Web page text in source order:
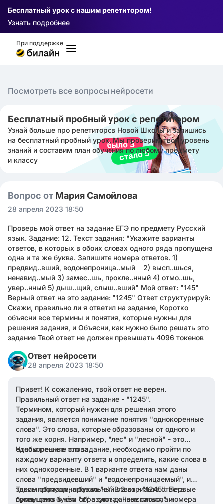
Бесплатный урок с нашим репетитором!
Узнать подробнее
При поддержке
Посмотреть все вопросы нейросети
Бесплатный пробный урок с репетитором
Узнай больше про репетиторов Новой Школы и запишись
на бесплатный пробный урок. Мы проверим твой уровень
знаний и составим план обучения по любому предмету
и классу
Вопрос от Мария Самойлова
28 апреля 2023 18:50
Проверь мой ответ на задание ЕГЭ по предмету Русский
язык. Задание: 12. Текст задания: "Укажите варианты
ответов, в которых в обоих словах одного ряда пропущена
одна и та же буква. Запишите номера ответов. 1)
предвид..вший, водонепроница..мый 2) высп..шься,
ненавид..мый 3) замес..шь, прокле..нный 4) отмо..шь,
увер..нный 5) дыш..щий, слыш..вший" Мой ответ: "145"
Верный ответ на это задание: "1245" Ответ структурируй:
Скажи, правильно ли я ответил на задание, Коротко
объясни все термины и понятия, которые нужны для
решения задания, и Объясни, как нужно было решать это
задание Твой ответ не должен превышать 4096 токенов
Ответ нейросети
28 апреля 2023 18:50
Привет! К сожалению, твой ответ не верен.
Правильный ответ на задание - "1245".
Термином, который нужен для решения этого
задания, является понимание понятия "однокоренные
слова". Это слова, которые образованы от одного и
того же корня. Например, "лес" и "лесной" - это
однокоренные слова.
Чтобы решить это задание, необходимо пройти по
каждому варианту ответа и определить, какие слова в
них однокоренные. В 1 варианте ответа нам даны
слова "предвидевший" и "водонепроницаемый", и
здесь пропущена буква "е". В 2 варианте ответа
пропущена буква "а" в словах "выспаться" и
Таким образом, правильный ответ - "1245". Первые
буквы слов в нём образуют данное слово, а номера